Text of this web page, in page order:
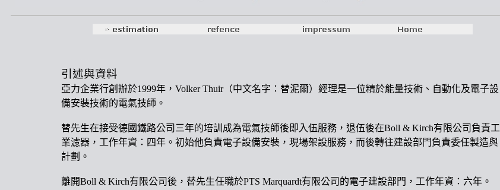
引述與資料
亞力企業行創辦於1999年， Volker Thuir（中文名字：替泥爾）經理是一位精於能量技術、自動化及電子設
備安裝技術的電氣技師。
替先生在接受德國鐵路公司三年的培訓成為電氣技師後即入伍服務，退伍後在Boll & Kirch有限公司負責工
業濾器，工作年資：四年。初始他負責電子設備安裝，現場架設服務，而後轉往建設部門負責委任製造與
計劃。
離開Boll & Kirch有限公司後，替先生任職於PTS Marquardt有限公司的電子建設部門，工作年資：六年。